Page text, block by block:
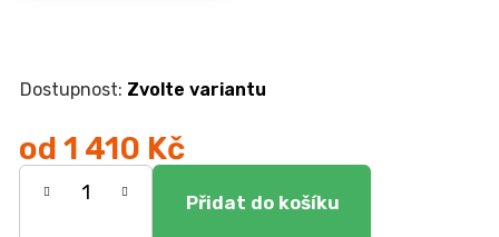
Zvolte variantu
od 1 410 Kč
Měrná